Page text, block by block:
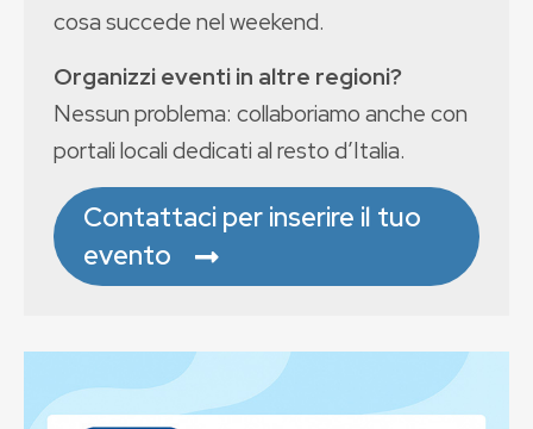
cosa succede nel weekend.
Organizzi eventi in altre regioni?
Nessun problema: collaboriamo anche con
portali locali dedicati al resto d’Italia.
Contattaci per inserire il tuo
evento